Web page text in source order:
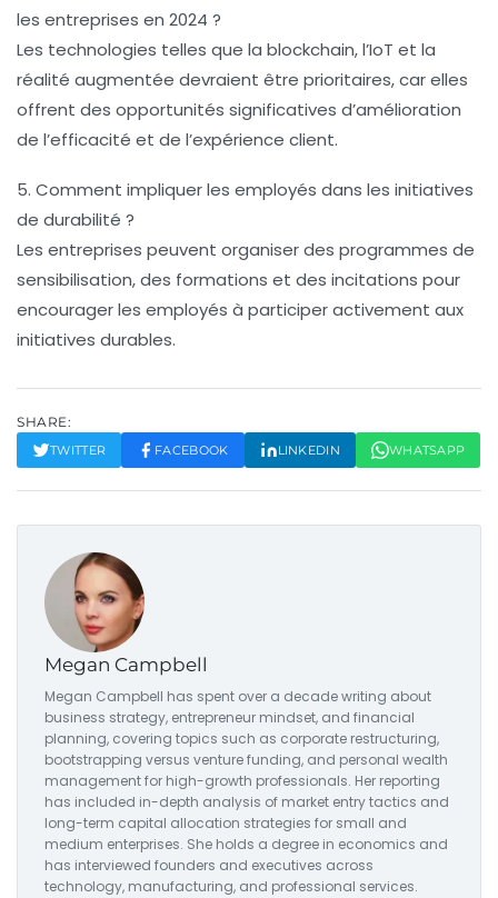
les entreprises en 2024 ?
Les technologies telles que la blockchain, l’IoT et la
réalité augmentée devraient être prioritaires, car elles
offrent des opportunités significatives d’amélioration
de l’efficacité et de l’expérience client.
5. Comment impliquer les employés dans les initiatives
de durabilité ?
Les entreprises peuvent organiser des programmes de
sensibilisation, des formations et des incitations pour
encourager les employés à participer activement aux
initiatives durables.
SHARE:
TWITTER FACEBOOK LINKEDIN WHATSAPP
Megan Campbell
Megan Campbell has spent over a decade writing about
business strategy, entrepreneur mindset, and financial
planning, covering topics such as corporate restructuring,
bootstrapping versus venture funding, and personal wealth
management for high-growth professionals. Her reporting
has included in-depth analysis of market entry tactics and
long-term capital allocation strategies for small and
medium enterprises. She holds a degree in economics and
has interviewed founders and executives across
technology, manufacturing, and professional services.